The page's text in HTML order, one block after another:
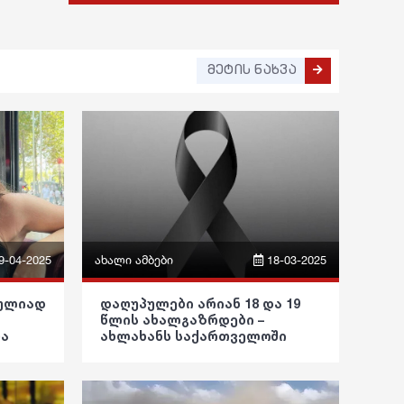
ფაქტები
მეტის ნახვა
04-2025 ახალი ამბები
ფრაზები
ვიდეო
18-03-2025
დაღუპულები არიან 18 და 19
წლის ახალგაზრდები –
ახლახანს საქართველოში